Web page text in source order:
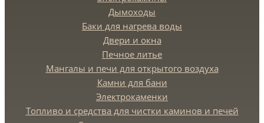
Дымоходы
Баки для нагрева воды
Двери и окна
Печное литье
Мангалы и печи для открытого воздуха
Камни для бани
Электрокаменки
Топливо и средства для чистки каминов и печей